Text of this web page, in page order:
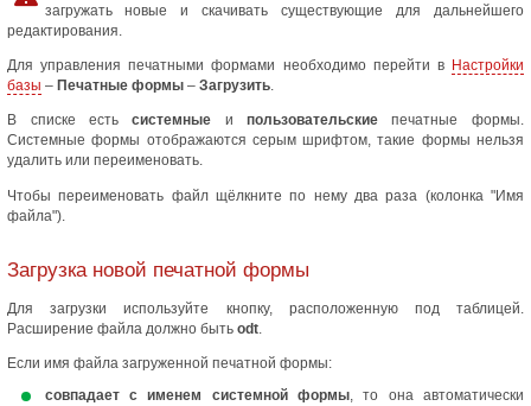
загружать новые и скачивать существующие для дальнейшего
редактирования.
Для управления печатными формами необходимо перейти в Настройки
базы – Печатные формы –Загрузить.
В списке естьсистемные ипользовательские печатные формы.
Системные формы отображаются серым шрифтом, такие формы нельзя
удалить или переименовать.
Чтобы переименовать файл щёлкните по нему два раза (колонка "Имя
файла").
Загрузка новой печатной формы
Для загрузки используйте кнопку, расположенную под таблицей.
Расширение файла должно бытьodt
Если имя файла загруженной печатной формы:
совпадает с именем системной формы, то она автоматически